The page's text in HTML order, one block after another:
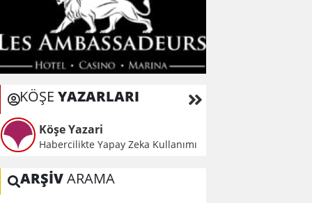
KÖŞE YAZARLARI
Köşe Yazari
Habercilikte Yapay Zeka Kullanımı
ARŞİVARAMA